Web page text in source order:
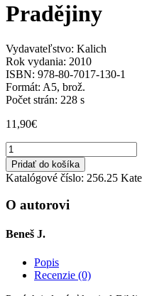
Pradějiny
Vydavateľstvo: Kalich
Rok vydania: 2010
ISBN: 978-80-7017-130-1
Formát: A5, brož.
Počet strán: 228 s
11,90€
množstvo
Pradějiny
Pridať do košíka
Katalógové číslo: 256.25
O autorovi
Beneš J.
Popis
Recenzie (0)